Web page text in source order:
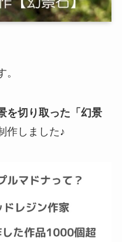
を切り取った「幻景
作しました♪